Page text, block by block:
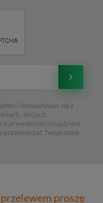
i dowiadywać sie z
akcjach
prywatności znajdziesz
przetwarzać Twoje dane
proszę